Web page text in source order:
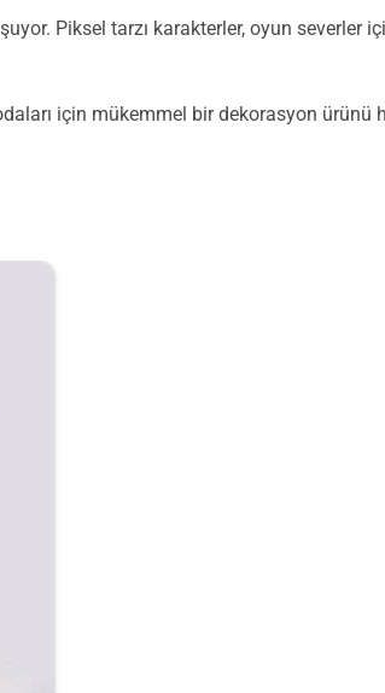
Piksel tarzı karakterler, oyun severler
için mükemmel bir dekorasyon